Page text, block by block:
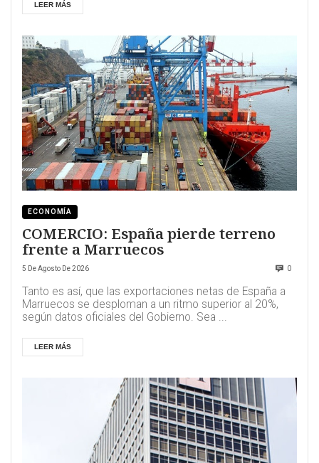
LEER MÁS
ECONOMÍA
COMERCIO: España pierde terreno
frente a Marruecos
5 De Agosto De 2026 0
Tanto es así, que las exportaciones netas de España a
Marruecos se desploman a un ritmo superior al 20%,
según datos oficiales del Gobierno. Sea ...
LEER MÁS